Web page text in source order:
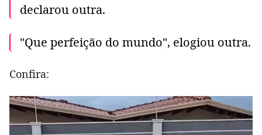
declarou outra.
"Que perfeição do mundo", elogiou outra.
Confira: